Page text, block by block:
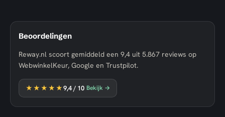
Beoordelingen
Reway.nl scoort gemiddeld een 9,4 uit 5.867 reviews op
WebwinkelKeur, Google en Trustpilot.
★★★★★9,4/ 10 Bekijk →